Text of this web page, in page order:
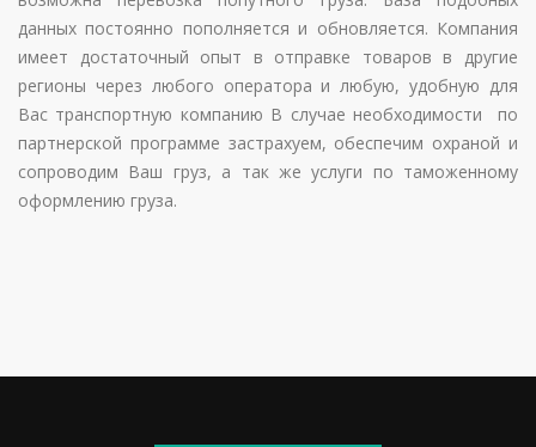
данных постоянно пополняется и обновляется. Компания
имеет достаточный опыт в отправке товаров в другие
регионы через любого оператора и любую, удобную для
Вас транспортную компанию В случае необходимости по
партнерской программе застрахуем, обеспечим охраной и
сопроводим Ваш груз, а так же услуги по таможенному
оформлению груза.